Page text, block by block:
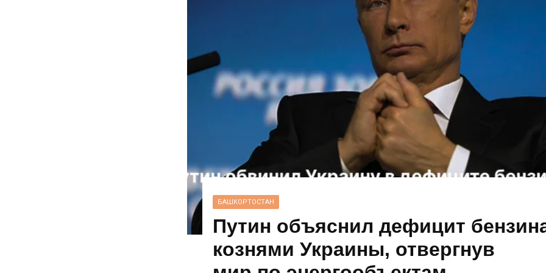
БАШКОРТОСТАН
Путин объяснил дефицит
кознями Украины, отвергнув